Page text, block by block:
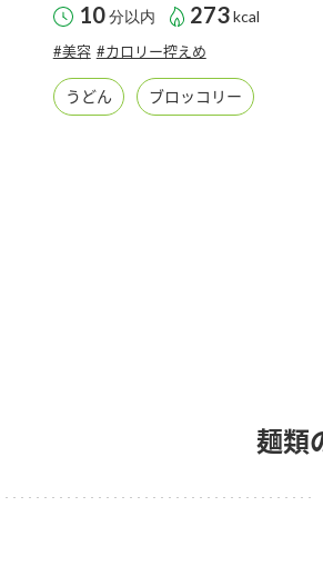
10分以内 273kcal
#美容 #カロリー控えめ
うどん ブロッコリー
麺類